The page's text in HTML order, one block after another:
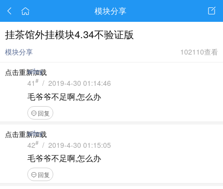
模块分享
挂茶馆外挂模块4.34不验证版
模块分享 102110查看
点击重新加载
wiley
41# / 2019-4-30 01:14:46
毛爷爷不足啊,怎么办
回复
点击重新加载
wiley
42# / 2019-4-30 01:15:05
毛爷爷不足啊,怎么办
回复